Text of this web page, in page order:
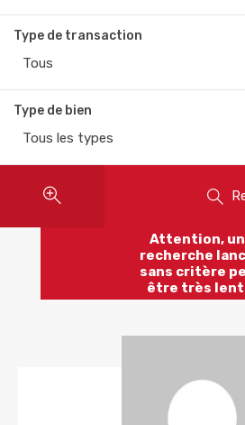
Type de transaction
Tous
Type de bien
Tous les types
Attention,
recherche
sans critère
être très